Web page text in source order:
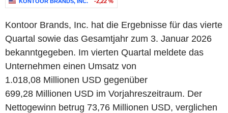
Kontoor Brands, Inc. hat die Ergebnisse für das vierte
Quartal sowie das Gesamtjahr zum 3. Januar 2026
bekanntgegeben. Im vierten Quartal meldete das
Unternehmen einen Umsatz von
1.018,08 Millionen USD gegenüber
699,28 Millionen USD im Vorjahreszeitraum. Der
Nettogewinn betrug 73,76 Millionen USD, verglichen